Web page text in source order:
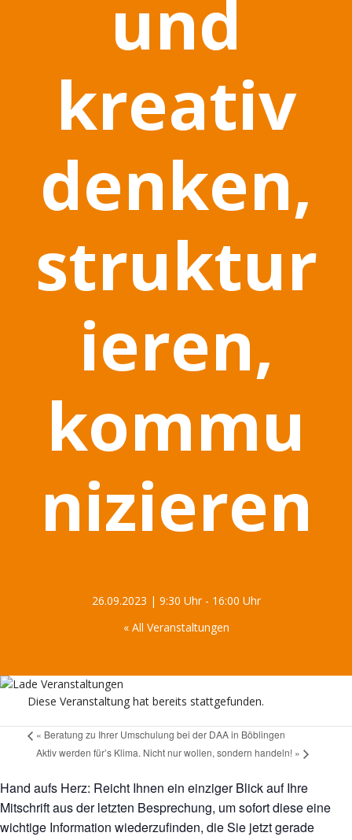
und
kreativ
denken,
struktur
ieren,
kommu
nizieren
26.09.2023 | 9:30 Uhr- 16:00 Uhr
« All Veranstaltungen
Diese Veranstaltung hat bereits stattgefunden.
« Beratung zu Ihrer Umschulung bei der DAA in Böblingen
Aktiv werden für’s Klima. Nicht nur wollen, sondern handeln! »
Hand aufs Herz: Reicht Ihnen ein einziger Blick auf Ihre
Mitschrift aus der letzten Besprechung, um sofort diese eine
wichtige Information wiederzufinden, die Sie jetzt gerade